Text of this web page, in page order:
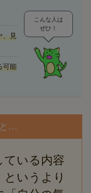
、見
可能
こんな人は
ぜひ！
…
ている内容
というより